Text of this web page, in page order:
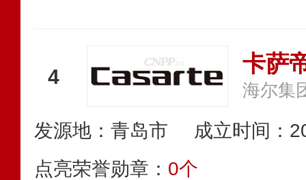
4 卡萨
海尔集
发源地：青岛市
成立时间：
点亮荣誉勋章： 0个